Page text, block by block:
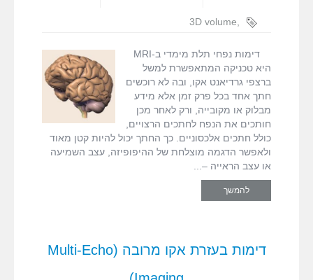
3D volume
weighted 3D
,
דימות נפחי,
עופר בן חורין
דימות נפחי תלת מימדי ב-MRI
היא טכניקה המתאפשרת למשל
ברצפי גרדיאנט אקו, ובה לא רוכשים
חתך אחד בכל פרק זמן אלא מידע
מבלוק או מקובייה, ורק לאחר מכן
חותכים את הנפח לחתכים הרצויים,
כולל חתכים אלכסוניים. כך החתך יכול להיות קטן מאוד
ולאפשר הדגמה מוצלחת של ההיפופיזה, עצב השמיעה
או עצב הראייה –
להמשך
דימות בעזרת אקו מרובה (Multi-Echo